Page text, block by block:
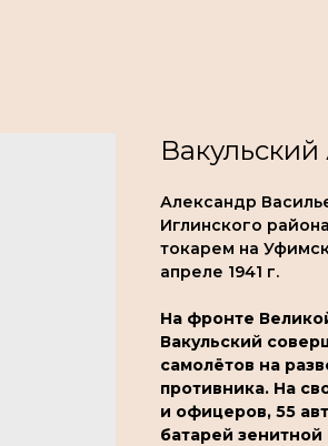
Александр
Иглинского
токарем на
апреле 1941 г.
На фронте
Вакульский
самолётов на
противника. На
и офицеров, 55
батарей